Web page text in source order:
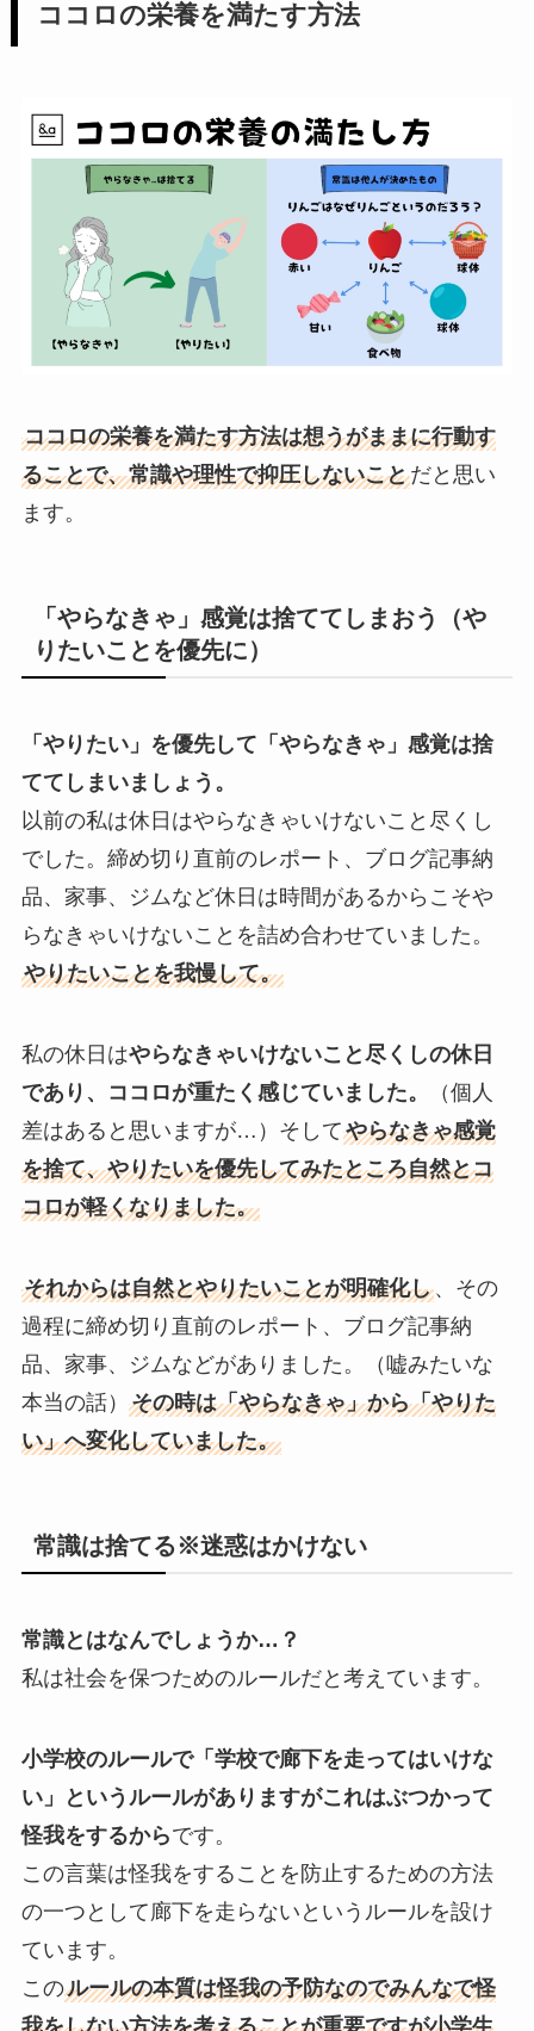
ココロの栄養を満たす方法
ココロの栄養を満たす方法は想うがままに行動す
ることで、常識や理性で抑圧しないことだと思い
ます。
「やらなきゃ」感覚は捨ててしまおう（や
りたいことを優先に）
「やりたい」を優先して「やらなきゃ」感覚は捨
ててしまいましょう。
以前の私は休日はやらなきゃいけないこと尽くし
でした。締め切り直前のレポート、ブログ記事納
品、家事、ジムなど休日は時間があるからこそや
らなきゃいけないことを詰め合わせていました。
やりたいことを我慢して。
私の休日はやらなきゃいけないこと尽くしの休日
であり、ココロが重たく感じていました。
（個人
差はあると思いますが…）そしてやらなきゃ感覚
を捨て、やりたいを優先してみたところ自然とコ
コロが軽くなりました。
それからは自然とやりたいことが明確化し、その
過程に締め切り直前のレポート、ブログ記事納
品、家事、ジムなどがありました。（嘘みたいな
本当の話） その時は「やらなきゃ」から「やりた
い」へ変化していました。
常識は捨てる※迷惑はかけない
常識とはなんでしょうか…？
私は社会を保つためのルールだと考えています。
小学校のルールで「学校で廊下を走ってはいけな
い」というルールがありますがこれはぶつかって
怪我をするからです。
この言葉は怪我をすることを防止するための方法
の一つとして廊下を走らないというルールを設け
ています。
このルールの本質は怪我の予防なのでみんなで怪
我をしない方法を考えることが重要ですが小学生